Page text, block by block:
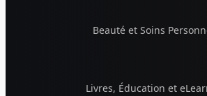
Beauté et Soins
Livres, Éducation et